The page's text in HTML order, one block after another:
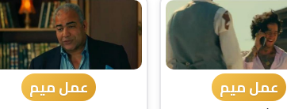
عمل ميم عمل ميم